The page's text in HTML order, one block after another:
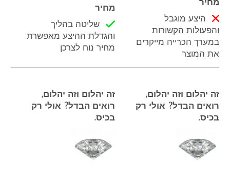
היצע מוגבל
והפעולות הקשורות
במערך הכרייה מייקרים
את המוצר
מחיר
שליטה בהליך
והגדלת ההיצע מאפשרת
מחיר נוח לצרכן
זה יהלום וזה יהלום,
רואים הבדל? אולי רק
בכיס.
זה יהלום וזה יהלום,
רואים הבדל? אולי רק
בכיס.